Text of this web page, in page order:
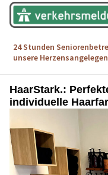
HaarStark.:
individuelle